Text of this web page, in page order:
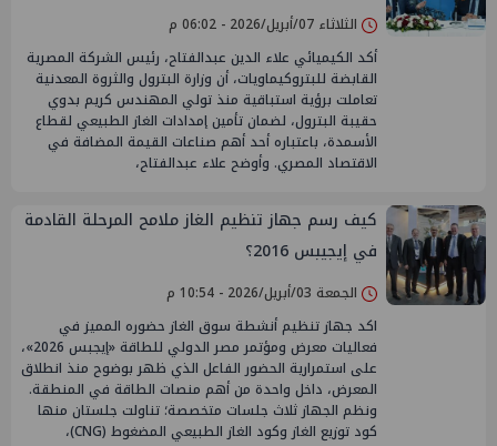
الثلاثاء 07/أبريل/2026 - 06:02 م
أكد الكيميائي علاء الدين عبدالفتاح، رئيس الشركة المصرية
القابضة للبتروكيماويات، أن وزارة البترول والثروة المعدنية
تعاملت برؤية استباقية منذ تولي المهندس كريم بدوي
حقيبة البترول، لضمان تأمين إمدادات الغاز الطبيعي لقطاع
الأسمدة، باعتباره أحد أهم صناعات القيمة المضافة في
الاقتصاد المصري. وأوضح علاء عبدالفتاح،
كيف رسم جهاز تنظيم الغاز ملامح المرحلة القادمة
في إيجيبس 2016؟
الجمعة 03/أبريل/2026 - 10:54 م
اكد جهاز تنظيم أنشطة سوق الغاز حضوره المميز في
فعاليات معرض ومؤتمر مصر الدولي للطاقة «إيجبس 2026»،
على استمرارية الحضور الفاعل الذي ظهر بوضوح منذ انطلاق
المعرض، داخل واحدة من أهم منصات الطاقة في المنطقة.
ونظم الجهاز ثلاث جلسات متخصصة؛ تناولت جلستان منها
كود توزيع الغاز وكود الغاز الطبيعي المضغوط (CNG)،